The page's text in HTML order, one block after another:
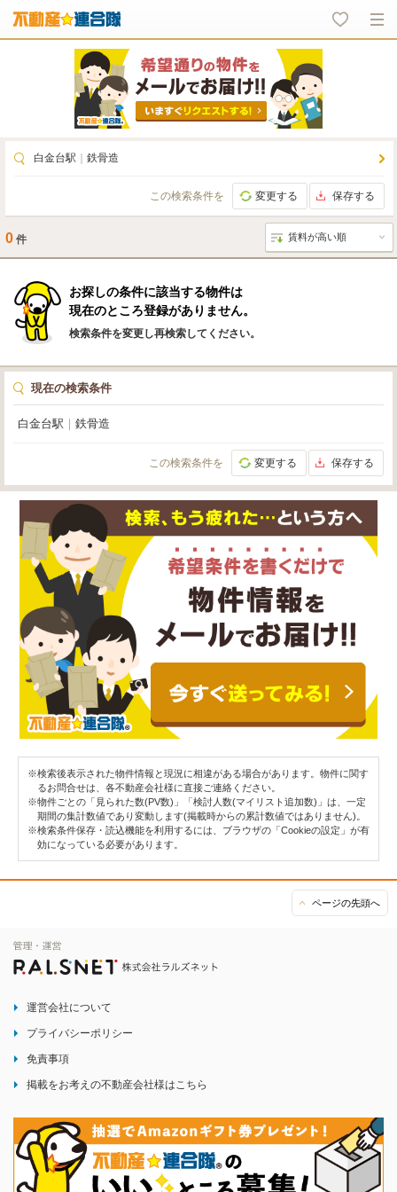
白金台駅 鉄骨造
この検索条件を 変更する 保存する
0 件
お探しの条件に該当する物件は
現在のところ登録がありません。
検索条件を変更し再検索してください。
現在の検索条件
白金台駅 鉄骨造
この検索条件を 変更する 保存する
※検索後表示された物件情報と現況に相違がある場合があります。物件に関す
るお問合せは、各不動産会社様に直接ご連絡ください。
※物件ごとの「見られた数(PV数)」「検討人数(マイリスト追加数)」は、一定
期間の集計数値であり変動します(掲載時からの累計数値ではありません)。
※検索条件保存・読込機能を利用するには、ブラウザの「Cookieの設定」が有
効になっている必要があります。
ページの先頭へ
運営会社について
プライバシーポリシー
免責事項
掲載をお考えの不動産会社様はこちら